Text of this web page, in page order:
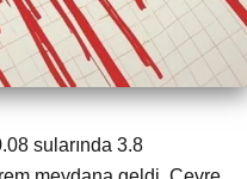
sularında 3.8